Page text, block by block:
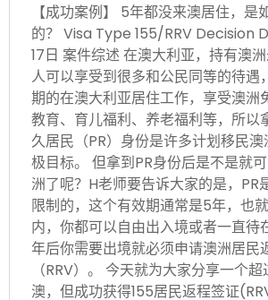
【成功案例】 5年都没来澳居住，是
的？ Visa Type 155/RRV Decision
17日 案件综述 在澳大利亚，持有澳
人可以享受到很多和公民同等的待遇
期的在澳大利亚居住工作，享受澳洲
教育、育儿福利、养老福利等，所以
久居民（PR）身份是许多计划移民
极目标。 但拿到PR身份后是不是就
洲了呢？H老师要告诉大家的是，PR
限制的，这个有效期通常是5年，也
内，你都可以自由出入境或者一直待
年后你需要出境就必须申请澳洲居民
（RRV）。 今天就为大家分享一个
澳，但成功获得155居民返程签证